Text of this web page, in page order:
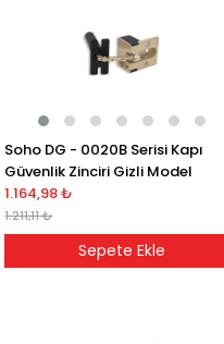
Soho DG - 0020B Serisi Kapı
Güvenlik Zinciri Gizli Model
1.164,98 ₺
1.211,11 ₺
Sepete Ekle